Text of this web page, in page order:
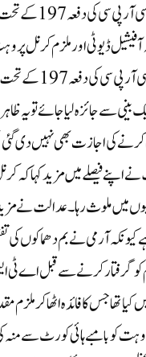
ائی اے نے جو
ڈیوٹی اور ملزم کرنل
بم دھماکہ
بینی سے جائزہ لیا جائے تو
کی اجازت بھی نہیں دی گئی
فیصلے میں مزید کہا کہ
میں ملوث رہا۔عدالت نے
آرمی نے بم دھماکوں کی
تھا جس کا فائدہ اٹھاکر
کو بامبے ہائی کورٹ سے منہ